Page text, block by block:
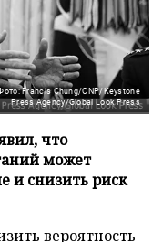
Francis Chung/CNP/Keystone
Press Agency/Global Look Press
что
может
и снизить риск
вероятность